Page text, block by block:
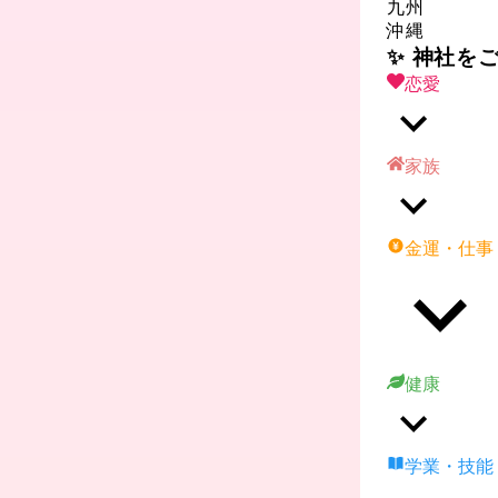
九州
沖縄
✨ 神社を
恋愛
家族
金運・仕事
健康
学業・技能